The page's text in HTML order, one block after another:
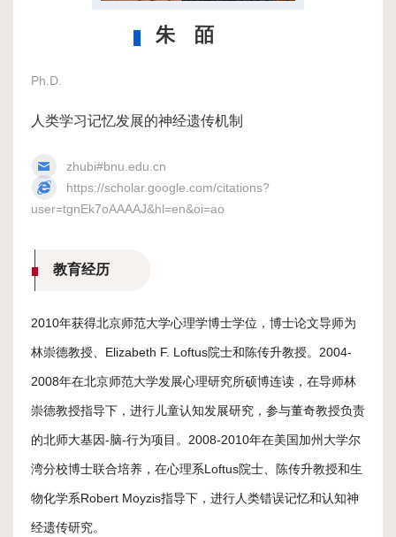
朱 皕
Ph.D.
人类学习记忆发展的神经遗传机制
zhubi#bnu.edu.cn
https://scholar.google.com/citations?
user=tgnEk7oAAAAJ&hl=en&oi=ao
教育经历
2010年获得北京师范大学心理学博士学位，博士论文导师为
林崇德教授、Elizabeth F. Loftus院士和陈传升教授。2004-
2008年在北京师范大学发展心理研究所硕博连读，在导师林
崇德教授指导下，进行儿童认知发展研究，参与董奇教授负责
的北师大基因-脑-行为项目。2008-2010年在美国加州大学尔
湾分校博士联合培养，在心理系Loftus院士、陈传升教授和生
物化学系Robert Moyzis指导下，进行人类错误记忆和认知神
经遗传研究。